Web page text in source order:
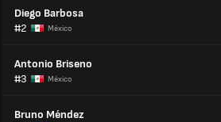
Diego Barbosa
#2
México
Antonio Briseno
#3
México
Bruno Méndez